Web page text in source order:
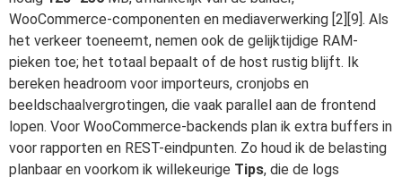
WooCommerce-componenten en mediaverwerking [2][9]. Als
het verkeer toeneemt, nemen ook de gelijktijdige RAM-
pieken toe; het totaal bepaalt of de host rustig blijft. Ik
bereken headroom voor importeurs, cronjobs en
beeldschaalvergrotingen, die vaak parallel aan de frontend
lopen. Voor WooCommerce-backends plan ik extra buffers in
voor rapporten en REST-eindpunten. Zo houd ik de belasting
planbaar en voorkom ik willekeurige Tips, die de logs